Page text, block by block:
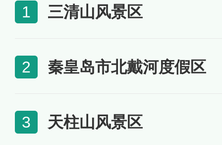
1 三清山风景区
2 秦皇岛市北戴河度假区
3 天柱山风景区